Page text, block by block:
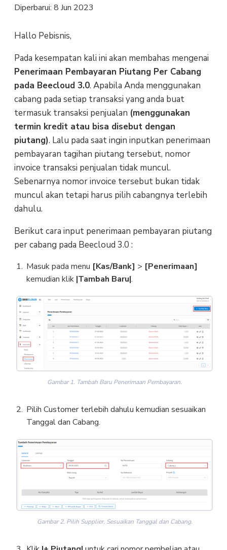
Diperbarui: 8 Jun 2023
Hallo Pebisnis,
Pada kesempatan kali ini akan membahas mengenai
Penerimaan Pembayaran Piutang Per Cabang
pada Beecloud 3.0. Apabila Anda menggunakan
cabang pada setiap transaksi yang anda buat
termasuk transaksi penjualan (menggunakan
termin kredit atau bisa disebut dengan
piutang). Lalu pada saat ingin inputkan penerimaan
pembayaran tagihan piutang tersebut, nomor
invoice transaksi penjualan tidak muncul.
Sebenarnya nomor invoice tersebut bukan tidak
muncul akan tetapi harus pilih cabangnya terlebih
dahulu.
Berikut cara input penerimaan pembayaran piutang
per cabang pada Beecloud 3.0 :
Masuk pada menu [Kas/Bank] > [Penerimaan]
kemudian klik |Tambah Baru|.
Gambar 1. Tambah Baru Penerimaan Pembayaran.
Pilih Customer terlebih dahulu kemudian sesuaikan
Tanggal dan Cabang.
Gambar 2. Pilih Supplier, Sesuaikan Tanggal dan Cabang.